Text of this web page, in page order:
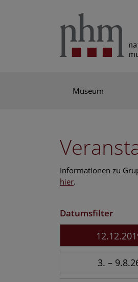
Museum
Informationen zu
hier.
Datumsfilter
3. –